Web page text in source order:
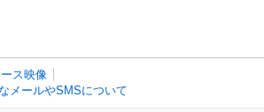
ース映像
メールやSMSについて